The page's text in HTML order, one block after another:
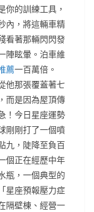
你的訓練工具，
內，將這輛車精
看著那輛閃閃發
陣眩暈。泊車維
薦一百萬倍。
他那張覆蓋著七
而是因為屋頂傳
！今日星座運勢
剛剛打了一個噴
九，陡降至負百
個正在經歷中年
瓶，一個典型的
星座預報壓力症
隔壁棟、經營一